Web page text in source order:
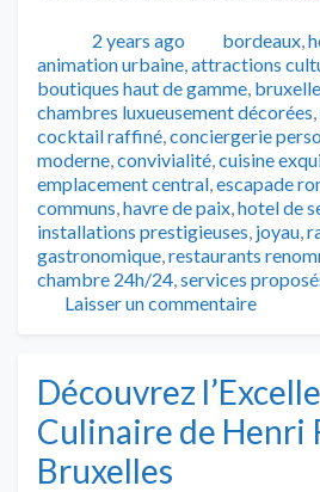
Publié2 years ago Catégories
bordeaux,
animation urbaine,attractions
boutiques haut de gamme,
chambres luxueusement décorées,
cocktail raffiné,conciergerie
moderne,convivialité,cuisine
emplacement central,escapade
communs,havre de paix,hotel de
installations prestigieuses, joyau,
gastronomique,restaurants
chambre 24h/24,services
Laisser un commentaire
Découvrez
Culinaire de Henri
Bruxelles